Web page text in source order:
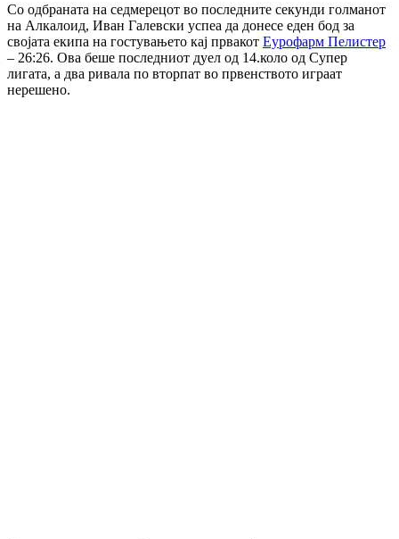
Со одбраната на седмерецот во последните секунди голманот
на Алкалоид, Иван Галевски успеа да донесе еден бод за
својата екипа на гостувањето кај првакот Еурофарм Пелистер
– 26:26. Ова беше последниот дуел од 14.коло од Супер
лигата, а два ривала по вторпат во првенството играат
нерешено.